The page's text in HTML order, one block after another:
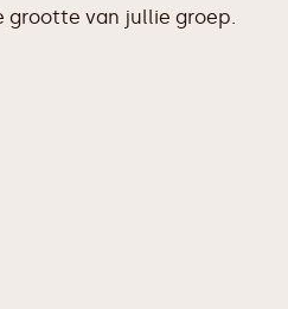
grootte van jullie groep.